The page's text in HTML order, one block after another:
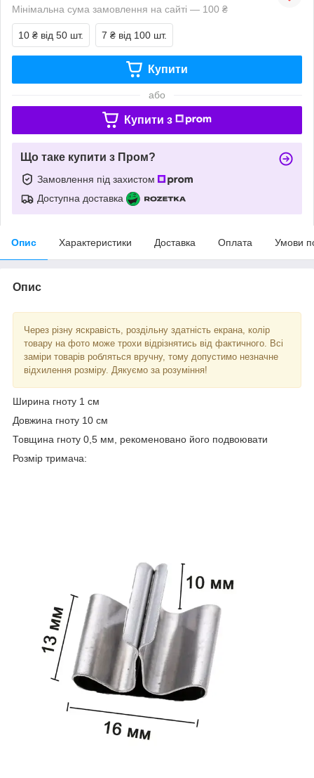
Мінімальна сума замовлення на сайті — 100 ₴
10 ₴ від 50 шт. 7 ₴ від 100 шт.
Купити
або
Купити з
Що таке купити з Пром?
Замовлення під захистом
Доступна доставка
Опис Характеристики Доставка Оплата Умови
Опис
Через різну яскравість, роздільну здатність екрана, колір
товару на фото може трохи відрізнятись від фактичного. Всі
заміри товарів робляться вручну, тому допустимо незначне
відхилення розміру. Дякуємо за розуміння!
Ширина гноту 1 см
Довжина гноту 10 см
Товщина гноту 0,5 мм, рекоменовано його подвоювати
Розмір тримача: